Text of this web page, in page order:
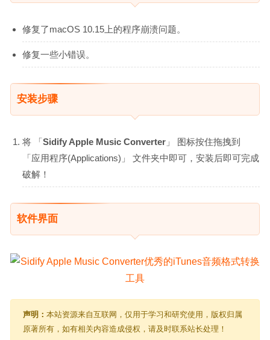
修复了macOS 10.15上的程序崩溃问题。
修复一些小错误。
安装步骤
将 「Sidify Apple Music Converter 」 图标按住拖拽到
「应用程序(Applications)」 文件夹中即可，安装后即可完成
破解！
软件界面
声明： 本站资源来自互联网，仅用于学习和研究使用，版权归属
原著所有，如有相关内容造成侵权，请及时联系站长处理！